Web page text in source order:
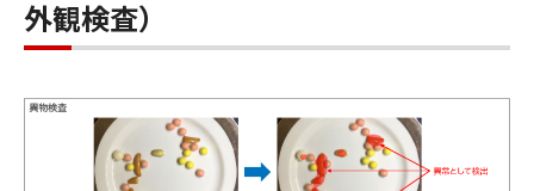
外観検査）